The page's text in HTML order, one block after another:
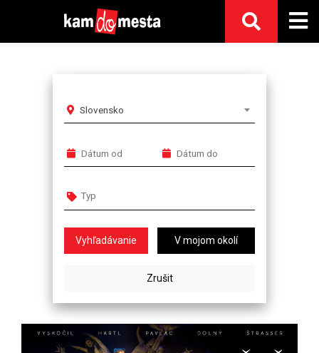
Slovensko
V mojom okolí